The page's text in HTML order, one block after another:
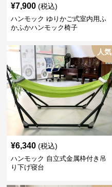
¥7,900 (税込)
ハンモック ゆりかご式室内用ふ
かふかハンモック椅子
人気
¥6,340 (税込)
ハンモック 自立式金属枠付き吊
り下げ寝台